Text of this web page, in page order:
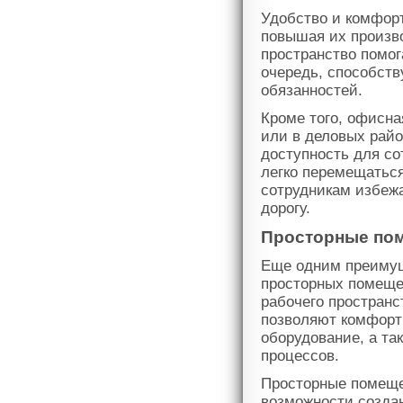
Удобство и
повышая их
пространство
очередь,
обязанностей.
Кроме того,
или в деловых
доступность для
легко
сотрудникам
дорогу.
Просторные
Еще одним
просторных
рабочего
позволяют
оборудование, а
процессов.
Просторные